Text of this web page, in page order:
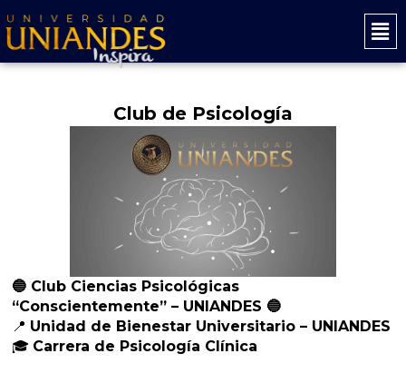
al
contenido
Main
Club de Psicología
🔵 Club Ciencias Psicológicas
“Conscientemente” – UNIANDES 🔵
📍 Unidad de Bienestar Universitario – UNIANDES
🎓 Carrera de Psicología Clínica